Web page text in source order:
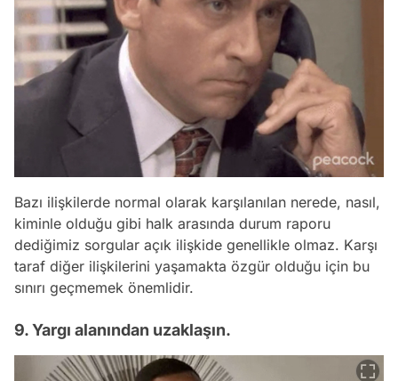
Bazı ilişkilerde normal olarak karşılanılan nerede, nasıl,
kiminle olduğu gibi halk arasında durum raporu
dediğimiz sorgular açık ilişkide genellikle olmaz. Karşı
taraf diğer ilişkilerini yaşamakta özgür olduğu için bu
sınırı geçmemek önemlidir.
9. Yargı alanından uzaklaşın.